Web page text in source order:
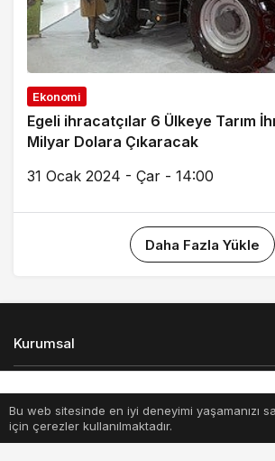
Ekonomi
Egeli ihracatçılar 6 Ülkeye Tarım
Milyar Dolara Çıkaracak
31 Ocak 2024 - Çar - 14:00
Daha Fazla Yükle
Bu web sitesinde en iyi deneyimi yaşamanızı
için çerezler kullanılmaktadır.
Kurumsal
Popüler Sayfalar
Anasayfa Akış Hesabım